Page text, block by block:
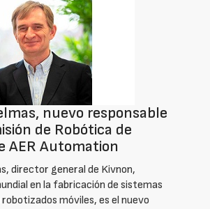
nuevo responsable
de Robótica de
AER Automation
director general de Kivnon,
en la fabricación de sistemas
móviles, es el nuevo